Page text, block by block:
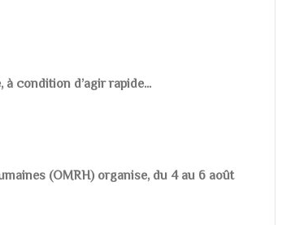
condition d’agir rapide...
(OMRH) organise, du 4 au 6 août